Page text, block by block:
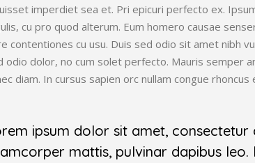
imperdiet sea et. Pri epicuri perfecto ex.
cu pro quod alterum. Eum homero causae
contentiones cu usu. Duis sed odio sit amet nibh
odio dolor, no cum solet perfecto. Mauris semper
diam. In cursus sapien orc nullam congue rhoncus
ipsum dolor sit amet, consectetur
mattis, pulvinar dapibus leo.